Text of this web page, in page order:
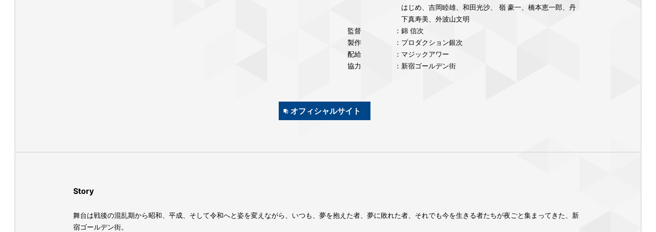
はじめ、吉岡睦雄、和田光沙、 嶺 豪一、橋本恵一郎、丹
下真寿美、外波山文明
監督
：錦 信次
製作
：プロダクション銀次
配給
：マジックアワー
協力
：新宿ゴールデン街
オフィシャルサイト
Story
舞台は戦後の混乱期から昭和、平成、そして令和へと姿を変えながら、いつも、夢を抱えた者、夢に敗れた者、それでも今を生きる者たちが夜ごと集まってきた、新
宿ゴールデン街。